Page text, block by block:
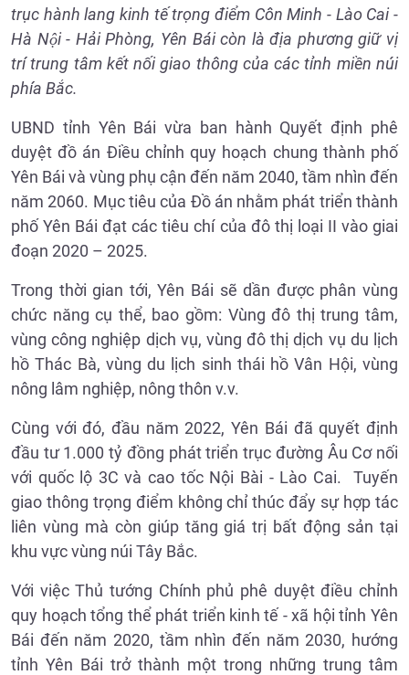
trục hành lang kinh tế trọng điểm Côn Minh - Lào Cai -
Hà Nội - Hải Phòng, Yên Bái còn là địa phương giữ vị
trí trung tâm kết nối giao thông của các tỉnh miền núi
phía Bắc.
UBND tỉnh Yên Bái vừa ban hành Quyết định phê
duyệt đồ án Điều chỉnh quy hoạch chung thành phố
Yên Bái và vùng phụ cận đến năm 2040, tầm nhìn đến
năm 2060. Mục tiêu của Đồ án nhằm phát triển thành
phố Yên Bái đạt các tiêu chí của đô thị loại II vào giai
đoạn 2020 – 2025.
Trong thời gian tới, Yên Bái sẽ dần được phân vùng
chức năng cụ thể, bao gồm: Vùng đô thị trung tâm,
vùng công nghiệp dịch vụ, vùng đô thị dịch vụ du lịch
hồ Thác Bà, vùng du lịch sinh thái hồ Vân Hội, vùng
nông lâm nghiệp, nông thôn v.v.
Cùng với đó, đầu năm 2022, Yên Bái đã quyết định
đầu tư 1.000 tỷ đồng phát triển trục đường Âu Cơ nối
với quốc lộ 3C và cao tốc Nội Bài - Lào Cai. Tuyến
giao thông trọng điểm không chỉ thúc đẩy sự hợp tác
liên vùng mà còn giúp tăng giá trị bất động sản tại
khu vực vùng núi Tây Bắc.
Với việc Thủ tướng Chính phủ phê duyệt điều chỉnh
quy hoạch tổng thể phát triển kinh tế - xã hội tỉnh Yên
Bái đến năm 2020, tầm nhìn đến năm 2030, hướng
tỉnh Yên Bái trở thành một trong những trung tâm